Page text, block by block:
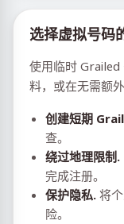
选择虚拟号码
使用临时 Grailed
料，或在无需额
创建短期
查。
绕过地理限制.
完成注册。
保护隐私. 将
险。